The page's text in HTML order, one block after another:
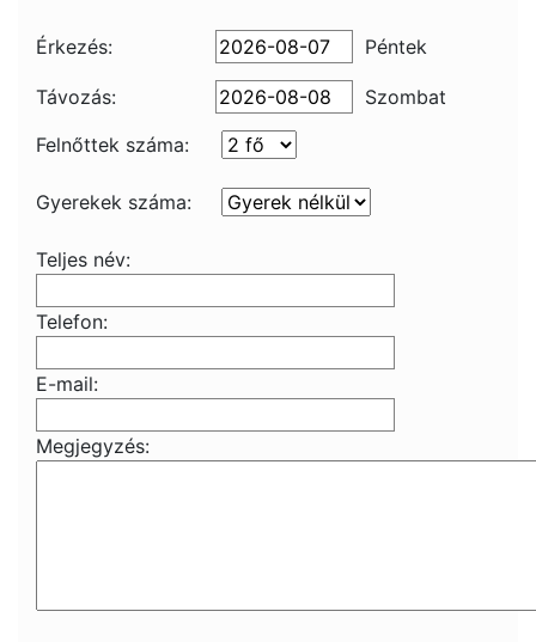
Érkezés: Péntek
Távozás:
Szombat
Felnőttek száma:
Gyerekek száma:
Teljes név:
Telefon:
E-mail:
Megjegyzés: